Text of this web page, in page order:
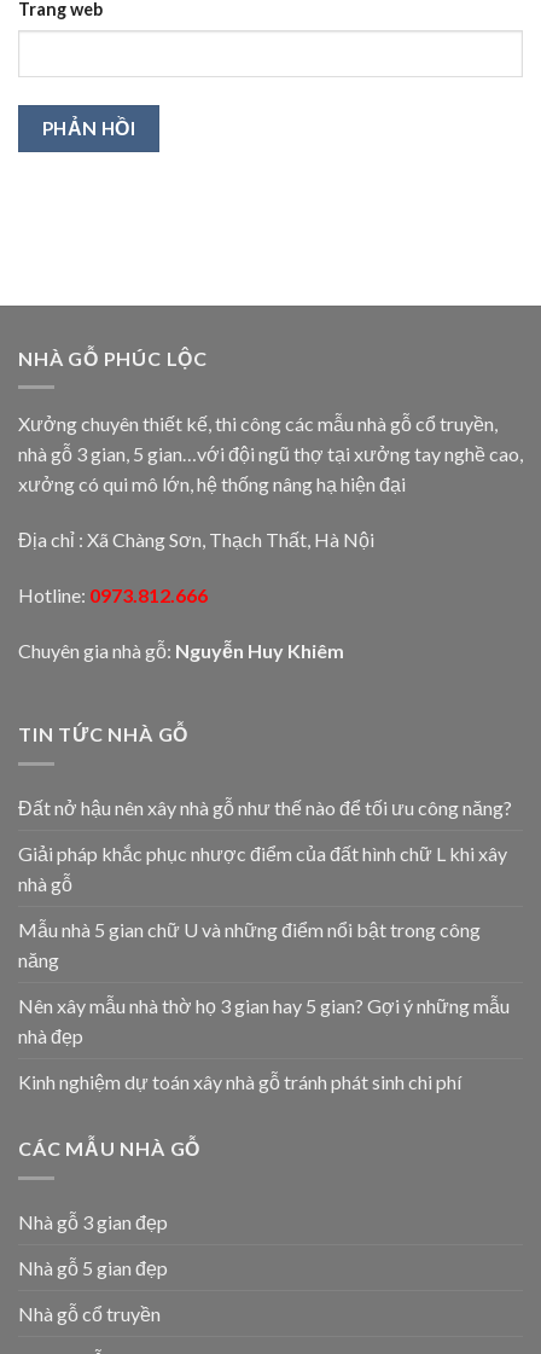
Trang web
NHÀ GỖ PHÚC LỘC
Xưởng chuyên thiết kế, thi công các mẫu nhà gỗ cổ truyền,
nhà gỗ 3 gian, 5 gian…với đội ngũ thợ tại xưởng tay nghề cao,
xưởng có qui mô lớn, hệ thống nâng hạ hiện đại
Địa chỉ : Xã Chàng Sơn, Thạch Thất, Hà Nội
Hotline: 0973.812.666
Chuyên gia nhà gỗ: Nguyễn Huy Khiêm
TIN TỨC NHÀ GỖ
Đất nở hậu nên xây nhà gỗ như thế nào để tối ưu công năng?
Giải pháp khắc phục nhược điểm của đất hình chữ L khi xây
nhà gỗ
Mẫu nhà 5 gian chữ U và những điểm nổi bật trong công
năng
Nên xây mẫu nhà thờ họ 3 gian hay 5 gian? Gợi ý những mẫu
nhà đẹp
Kinh nghiệm dự toán xây nhà gỗ tránh phát sinh chi phí
CÁC MẪU NHÀ GỖ
Nhà gỗ 3 gian đẹp
Nhà gỗ 5 gian đẹp
Nhà gỗ cổ truyền